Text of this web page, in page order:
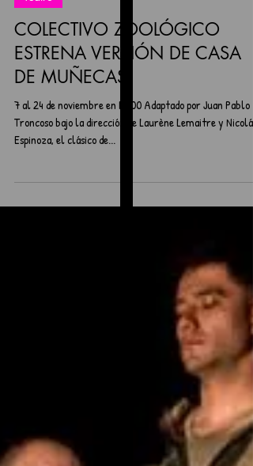
Teatro
COLECTIVO ZOOLÓGICO
ESTRENA VERSIÓN DE CASA
DE MUÑECAS
7 al 24 de noviembre en M100 Adaptado por Juan Pablo